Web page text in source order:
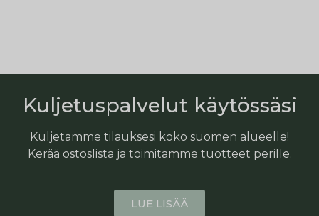
Kuljetuspalvelut käytössäsi
Kuljetamme tilauksesi koko suomen alueelle!
Kerää ostoslista ja toimitamme tuotteet perille.
LUE LISÄÄ